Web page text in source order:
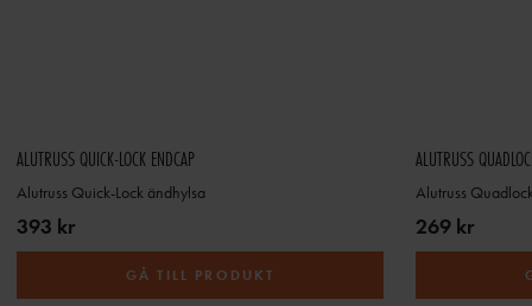
ALUTRUSS QUICK-LOCK ENDCAP
Alutruss Quick-Lock ändhylsa
393 kr
GÅ TILL PRODUKT
ALUTRUSS
Alutruss
269 kr